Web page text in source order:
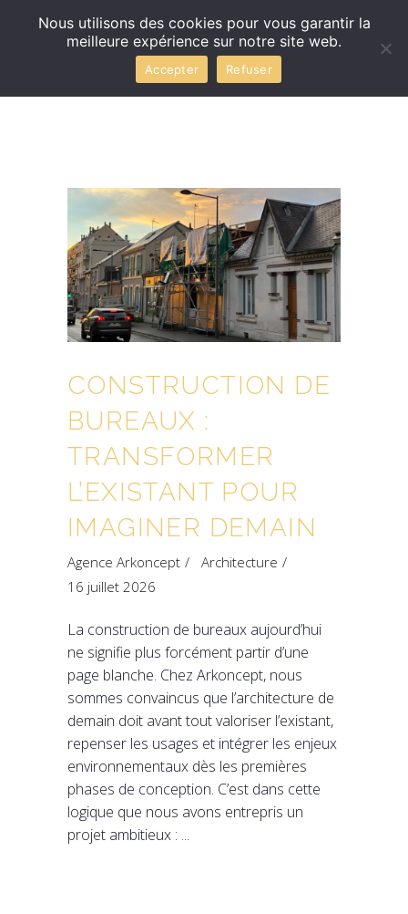
CONSTRUCTION DE
BUREAUX :
TRANSFORMER
L’EXISTANT POUR
IMAGINER DEMAIN
Agence Arkoncept
Architecture
16 juillet 2026
La construction de bureaux aujourd’hui
ne signifie plus forcément partir d’une
page blanche. Chez Arkoncept, nous
sommes convaincus que l’architecture de
demain doit avant tout valoriser l’existant,
repenser les usages et intégrer les enjeux
environnementaux dès les premières
phases de conception. C’est dans cette
logique que nous avons entrepris un
projet ambitieux :
Nous utilisons des cookies pour vous garantir la
meilleure expérience sur notre site web.
Accepter Refuser